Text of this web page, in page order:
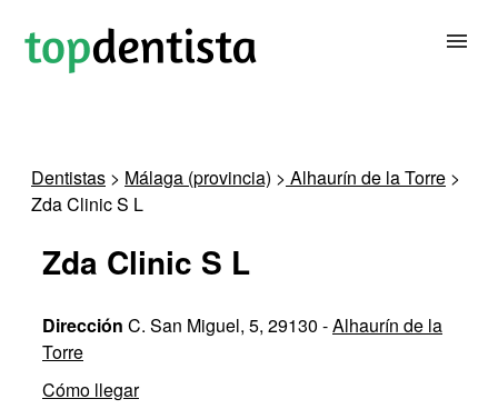
PARA CLÍNICAS DENTALES
CONTACTAR
Dentistas > Málaga (provincia) > Alhaurín de la Torre >
Zda Clinic S L
Zda Clinic S L
Dirección C. San Miguel, 5, 29130 -Alhaurín de la
Torre
Cómo llegar